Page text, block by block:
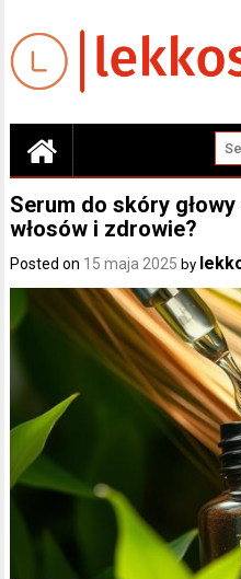
content
Serum do skóry
włosów i zdrowie?
Posted on 15 maja 2025 by